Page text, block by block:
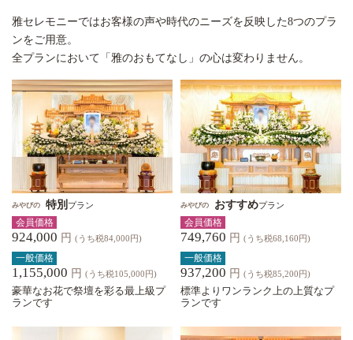
雅セレモニーではお客様の声や時代のニーズを反映した8つのプラ
ンをご用意。
全プランにおいて「雅のおもてなし」の心は変わりません。
みやびの 特別 プラン
会員価格
924,000 円 (うち税84,000円)
一般価格
1,155,000 円 (うち税105,000円)
豪華なお花で祭壇を彩る最上級プ
ランです
みやびの おすすめプラン
会員価格
749,760 円 (うち税68,160円)
一般価格
937,200 円 (うち税85,200円)
標準よりワンランク上の上質なプ
ランです